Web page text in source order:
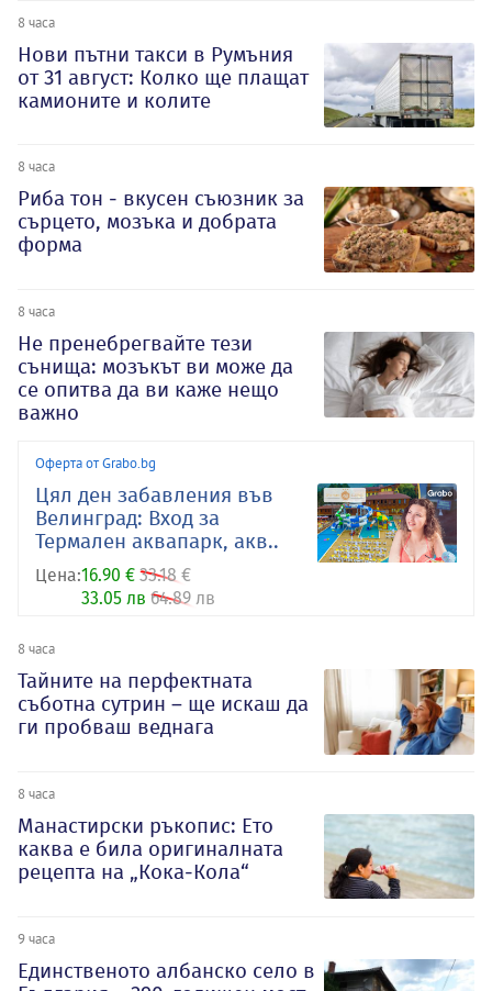
8 часа
Нови пътни такси в Румъния
от 31 август: Колко ще плащат
камионите и колите
8 часа
Риба тон - вкусен съюзник за
сърцето, мозъка и добрата
форма
8 часа
Не пренебрегвайте тези
сънища: мозъкът ви може да
се опитва да ви каже нещо
важно
Оферта от Grabo.bg
Цял ден забавления във
Велинград: Вход за
Термален аквапарк, акв..
Цена:16.90 € 33.18 €
33.05 лв 64.89 лв
8 часа
Тайните на перфектната
съботна сутрин – ще искаш да
ги пробваш веднага
8 часа
Манастирски ръкопис: Ето
каква е била оригиналната
рецепта на „Кока-Кола“
9 часа
Единственото албанско село в